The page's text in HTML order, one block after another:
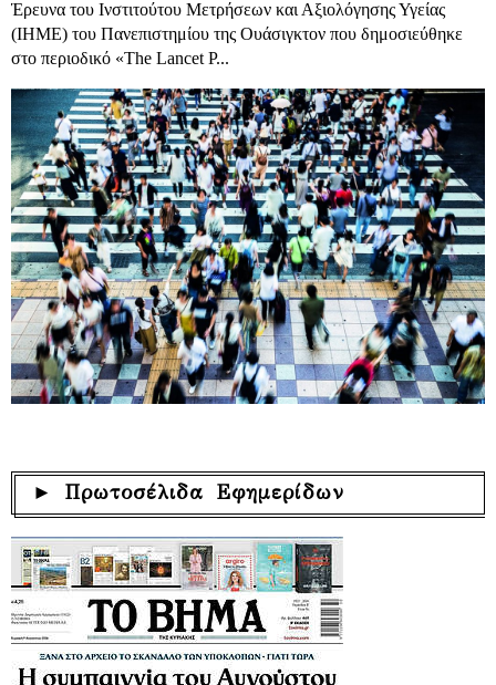
Έρευνα του Ινστιτούτου Μετρήσεων και Αξιολόγησης Υγείας
(IHME) του Πανεπιστημίου της Ουάσιγκτον που δημοσιεύθηκε
στο περιοδικό «The Lancet P...
► Πρωτοσέλιδα Εφημερίδων